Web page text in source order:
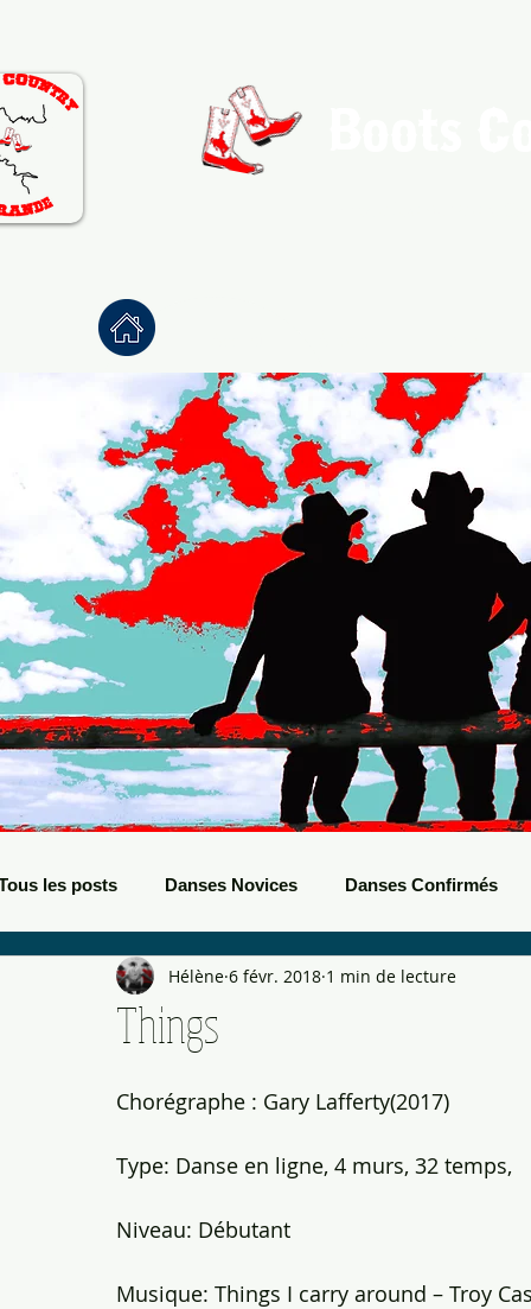
les posts Danses Novices Danses Confirmés
Danses Débutants Evènements Boots Bals de
Things
Hélène 6 févr. 2018 1 min de lecture
Chorégraphe : Gary Lafferty(2017)
Type: Danse en ligne, 4 murs, 32 temps,
Niveau: Débutant
Musique: Things I carry around – Troy